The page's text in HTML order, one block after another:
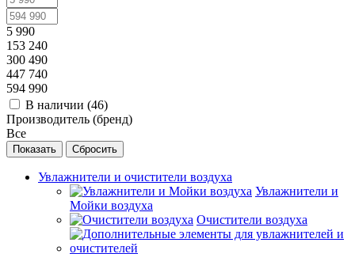
5 990
153 240
300 490
447 740
594 990
В наличии (46)
Производитель (бренд)
Все
Сбросить
Увлажнители и очистители воздуха
Увлажнители и
Мойки воздуха
Очистители воздуха